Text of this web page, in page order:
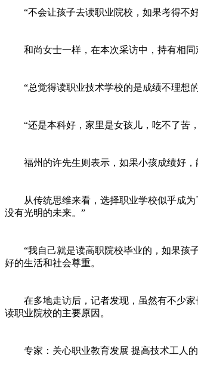
“不会让孩子去读职业院校，如果考得不好
和尚女士一样，在本次采访中，持有相同
“总觉得读职业技术学校的是成绩不理想的
“还是本科好，家里是女孩儿，吃不了苦，
福州的许先生则表示，如果小孩成绩好，
从传统思维来看，选择职业学校似乎成为
没有光明的未来。”
“我自己就是读高职院校毕业的，如果孩子
好的生活和社会尊重。
在多地走访后，记者发现，虽然有不少家
读职业院校的主要原因。
专家：关心职业教育发展 提高技术工人的